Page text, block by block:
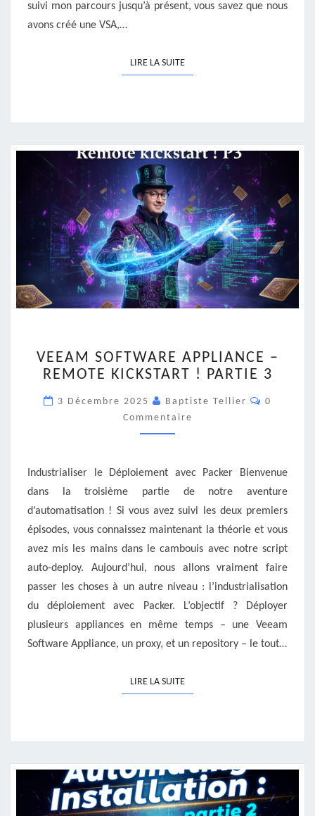
suivi mon parcours jusqu’à présent, vous savez que nous
avons créé une VSA,…
LIRE LA SUITELIRE LA SUITE
SOFTWARE
APPLIANCE
REMOTE
KICKSTART
!
VEEAM SOFTWARE APPLIANCE –
REMOTE KICKSTART ! PARTIE 3
3 Décembre 2025 Baptiste Tellier
0
Commentaire
Industrialiser le Déploiement avec Packer Bienvenue
dans la troisième partie de notre aventure
d’automatisation ! Si vous avez suivi les deux premiers
épisodes, vous connaissez maintenant la théorie et vous
avez mis les mains dans le cambouis avec notre script
auto-deploy. Aujourd’hui, nous allons vraiment faire
passer les choses à un autre niveau : l’industrialisation
du déploiement avec Packer. L’objectif ? Déployer
plusieurs appliances en même temps – une Veeam
Software Appliance, un proxy, et un repository – le tout…
LIRE LA SUITELIRE LA SUITE